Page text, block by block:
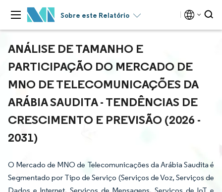
Sobre este Relatório
ANÁLISE DE TAMANHO E
PARTICIPAÇÃO DO MERCADO DE
MNO DE TELECOMUNICAÇÕES DA
ARÁBIA SAUDITA - TENDÊNCIAS DE
CRESCIMENTO E PREVISÃO (2026 -
2031)
O Mercado de MNO de Telecomunicações da Arábia Saudita é
Segmentado por Tipo de Serviço (Serviços de Voz, Serviços de